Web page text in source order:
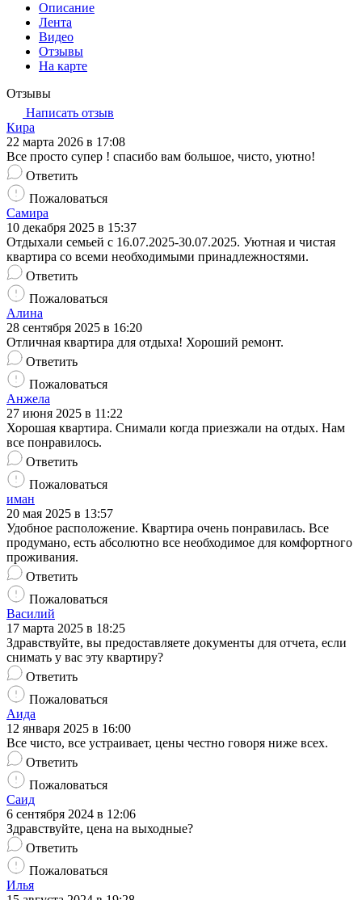
Описание
Лента
Видео
Отзывы
На карте
Отзывы
Написать отзыв
Кира
22 марта 2026 в 17:08
Все просто супер ! спасибо вам большое, чисто, уютно!
Ответить
Пожаловаться
Самира
10 декабря 2025 в 15:37
Отдыхали семьей с 16.07.2025-30.07.2025. Уютная и чистая
квартира со всеми необходимыми принадлежностями.
Ответить
Пожаловаться
Алина
28 сентября 2025 в 16:20
Отличная квартира для отдыха! Хороший ремонт.
Ответить
Пожаловаться
Анжела
27 июня 2025 в 11:22
Хорошая квартира. Снимали когда приезжали на отдых. Нам
все понравилось.
Ответить
Пожаловаться
иман
20 мая 2025 в 13:57
Удобное расположение. Квартира очень понравилась. Все
продумано, есть абсолютно все необходимое для комфортного
проживания.
Ответить
Пожаловаться
Василий
17 марта 2025 в 18:25
Здравствуйте, вы предоставляете документы для отчета, если
снимать у вас эту квартиру?
Ответить
Пожаловаться
Аида
12 января 2025 в 16:00
Все чисто, все устраивает, цены честно говоря ниже всех.
Ответить
Пожаловаться
Саид
6 сентября 2024 в 12:06
Здравствуйте, цена на выходные?
Ответить
Пожаловаться
Илья